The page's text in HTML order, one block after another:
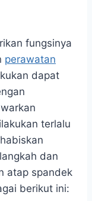
fungsinya
perawatan
dapat
terlalu
dan
atap spandek
berikut ini: